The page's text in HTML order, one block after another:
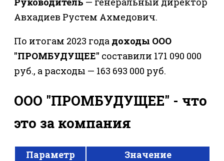
Авхадиев Рустем Ахмедович.
По итогам 2023 года доходы ООО
"ПРОМБУДУЩЕЕ" составили 171 090 000
руб., а расходы — 163 693 000 руб.
ООО "ПРОМБУДУЩЕЕ" - что
это за компания
Параметр
Значение